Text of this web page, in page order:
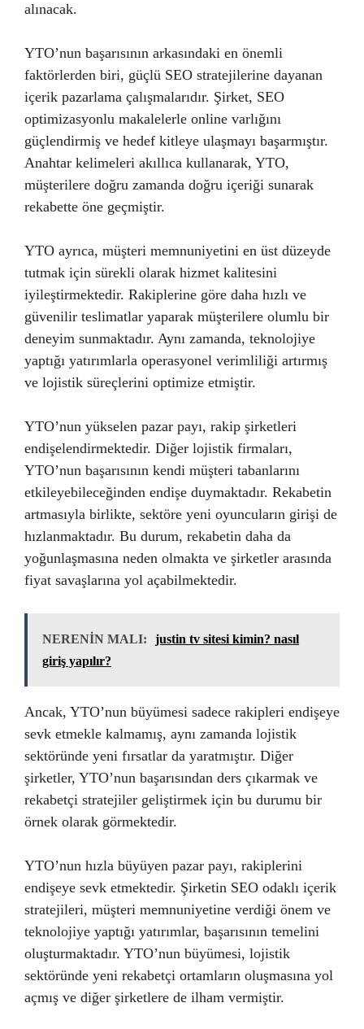
alınacak.
YTO’nun başarısının arkasındaki en önemli
faktörlerden biri, güçlü SEO stratejilerine dayanan
içerik pazarlama çalışmalarıdır. Şirket, SEO
optimizasyonlu makalelerle online varlığını
güçlendirmiş ve hedef kitleye ulaşmayı başarmıştır.
Anahtar kelimeleri akıllıca kullanarak, YTO,
müşterilere doğru zamanda doğru içeriği sunarak
rekabette öne geçmiştir.
YTO ayrıca, müşteri memnuniyetini en üst düzeyde
tutmak için sürekli olarak hizmet kalitesini
iyileştirmektedir. Rakiplerine göre daha hızlı ve
güvenilir teslimatlar yaparak müşterilere olumlu bir
deneyim sunmaktadır. Aynı zamanda, teknolojiye
yaptığı yatırımlarla operasyonel verimliliği artırmış
ve lojistik süreçlerini optimize etmiştir.
YTO’nun yükselen pazar payı, rakip şirketleri
endişelendirmektedir. Diğer lojistik firmaları,
YTO’nun başarısının kendi müşteri tabanlarını
etkileyebileceğinden endişe duymaktadır. Rekabetin
artmasıyla birlikte, sektöre yeni oyuncuların girişi de
hızlanmaktadır. Bu durum, rekabetin daha da
yoğunlaşmasına neden olmakta ve şirketler arasında
fiyat savaşlarına yol açabilmektedir.
NERENİN MALI:
justin tv sitesi kimin? nasıl
giriş yapılır?
Ancak, YTO’nun büyümesi sadece rakipleri endişeye
sevk etmekle kalmamış, aynı zamanda lojistik
sektöründe yeni fırsatlar da yaratmıştır. Diğer
şirketler, YTO’nun başarısından ders çıkarmak ve
rekabetçi stratejiler geliştirmek için bu durumu bir
örnek olarak görmektedir.
YTO’nun hızla büyüyen pazar payı, rakiplerini
endişeye sevk etmektedir. Şirketin SEO odaklı içerik
stratejileri, müşteri memnuniyetine verdiği önem ve
teknolojiye yaptığı yatırımlar, başarısının temelini
oluşturmaktadır. YTO’nun büyümesi, lojistik
sektöründe yeni rekabetçi ortamların oluşmasına yol
açmış ve diğer şirketlere de ilham vermiştir.